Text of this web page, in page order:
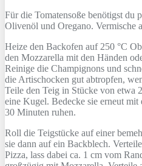
Für die Tomatensoße benötigst du
Olivenöl und Oregano. Vermische
Heize den Backofen auf 250 °C
den Mozzarella mit den Händen
Reinige die Champignons und
die Artischocken gut abtropfen,
Teile den Teig in Stücke von etwa
eine Kugel. Bedecke sie erneut mit
30 Minuten ruhen.
Roll die Teigstücke auf einer
sie dann auf ein Backblech.
Pizza, lass dabei ca. 1 cm vom